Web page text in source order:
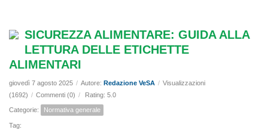
SICUREZZA ALIMENTARE: GUIDA ALLA
LETTURA DELLE ETICHETTE
ALIMENTARI
giovedì 7 agosto 2025 / Autore: Redazione VeSA / Visualizzazioni
(1692) / Commenti (0) / Rating: 5.0
Categorie: Normativa generale
Tag: